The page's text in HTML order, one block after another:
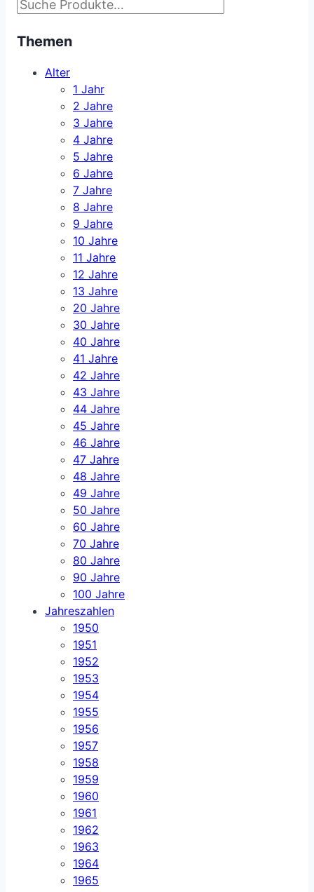
Themen
Alter
1 Jahr
2 Jahre
3 Jahre
4 Jahre
5 Jahre
6 Jahre
7 Jahre
8 Jahre
9 Jahre
10 Jahre
11 Jahre
12 Jahre
13 Jahre
20 Jahre
30 Jahre
40 Jahre
41 Jahre
42 Jahre
43 Jahre
44 Jahre
45 Jahre
46 Jahre
47 Jahre
48 Jahre
49 Jahre
50 Jahre
60 Jahre
70 Jahre
80 Jahre
90 Jahre
100 Jahre
Jahreszahlen
1950
1951
1952
1953
1954
1955
1956
1957
1958
1959
1960
1961
1962
1963
1964
1965